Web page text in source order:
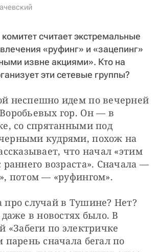
считает экстремальные
«руфинг» и «зацепинг»
извне акциями». Кто на
эти сетевые группы?
неспешно идем по вечерней
гор. Он — ​в
со спрятанными под
кудрями, похож на
что начал «этим
раннего возраста». Сначала —
потом — ​«руфингом».
случай в Тушине? Нет?
в новостях было. В
«Забеги по электричке
сначала бегал по